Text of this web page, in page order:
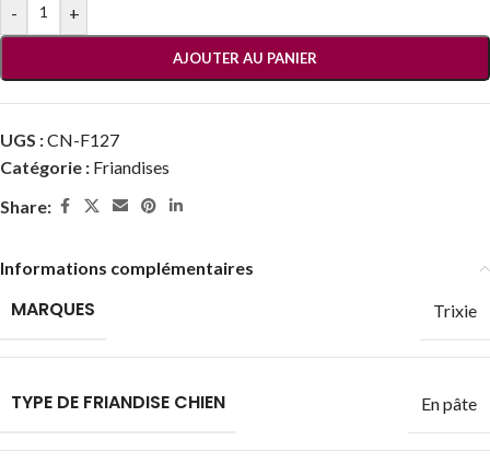
- +
AJOUTER AU PANIER
UGS :CN-F127
Catégorie : Friandises
Share:
Informations complémentaires
MARQUES Trixie
TYPE DE FRIANDISE CHIEN En pâte